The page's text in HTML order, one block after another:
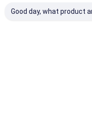
Good day, what product